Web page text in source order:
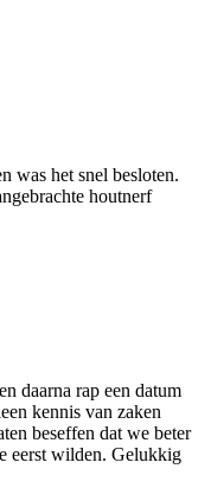
was het snel besloten.
houtnerf
daarna rap een datum
kennis van zaken
beseffen dat we beter
eerst wilden. Gelukkig